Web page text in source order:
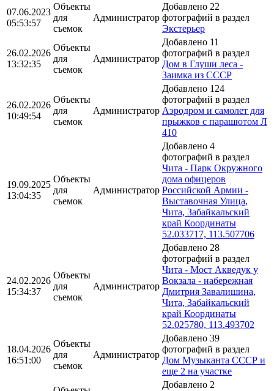
07.06.2023
05:53:57
Объекты
для
съемок
Администратор
Добавлено 22
фотографий в раздел
Экстерьер
26.02.2026
13:32:35
Объекты
для
съемок
Администратор
Добавлено 11
фотографий в раздел
Дом в Глуши леса -
Заимка из СССР
26.02.2026
10:49:54
Объекты
для
съемок
Администратор
Добавлено 124
фотографий в раздел
Аэродром и самолет для
прыжков с парашютом Л
410
19.09.2025
13:04:35
Объекты
для
съемок
Администратор
Добавлено 4
фотографий в раздел
Чита - Парк Окружного
дома офицеров
Российской Армии -
Выставочная Улица,
Чита, Забайкальский
край Координаты
52.033717, 113.507706
24.02.2026
15:34:37
Объекты
для
съемок
Администратор
Добавлено 28
фотографий в раздел
Чита - Мост Акведук у
Вокзала - набережная
Дмитрия Завалишина,
Чита, Забайкальский
край Координаты
52.025780, 113.493702
18.04.2026
16:51:00
Объекты
для
съемок
Администратор
Добавлено 39
фотографий в раздел
Дом Музыканта СССР и
еще 2 на участке
Добавлено 2